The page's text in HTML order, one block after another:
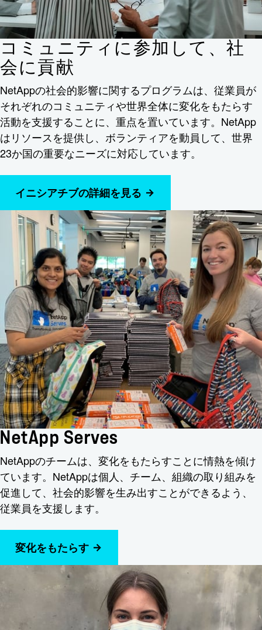
コミュニティに参加して、社
会に貢献
NetAppの社会的影響に関するプログラムは、従業員が
それぞれのコミュニティや世界全体に変化をもたらす
活動を支援することに、重点を置いています。NetApp
はリソースを提供し、ボランティアを動員して、世界
23か国の重要なニーズに対応しています。
イニシアチブの詳細を見る
NetApp Serves
NetAppのチームは、変化をもたらすことに情熱を傾け
ています。NetAppは個人、チーム、組織の取り組みを
促進して、社会的影響を生み出すことができるよう、
従業員を支援します。
変化をもたらす